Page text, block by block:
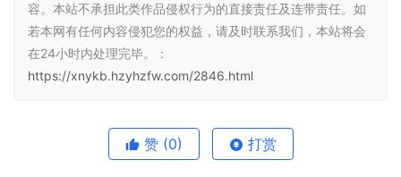
容。本站不承担此类作品侵权行为的直接责任及连带责任。如
若本网有任何内容侵犯您的权益，请及时联系我们，本站将会
在24小时内处理完毕。：
https://xnykb.hzyhzfw.com/2846.html
赞 (0) 打赏